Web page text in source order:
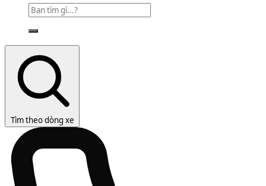
Tìm theo dòng xe